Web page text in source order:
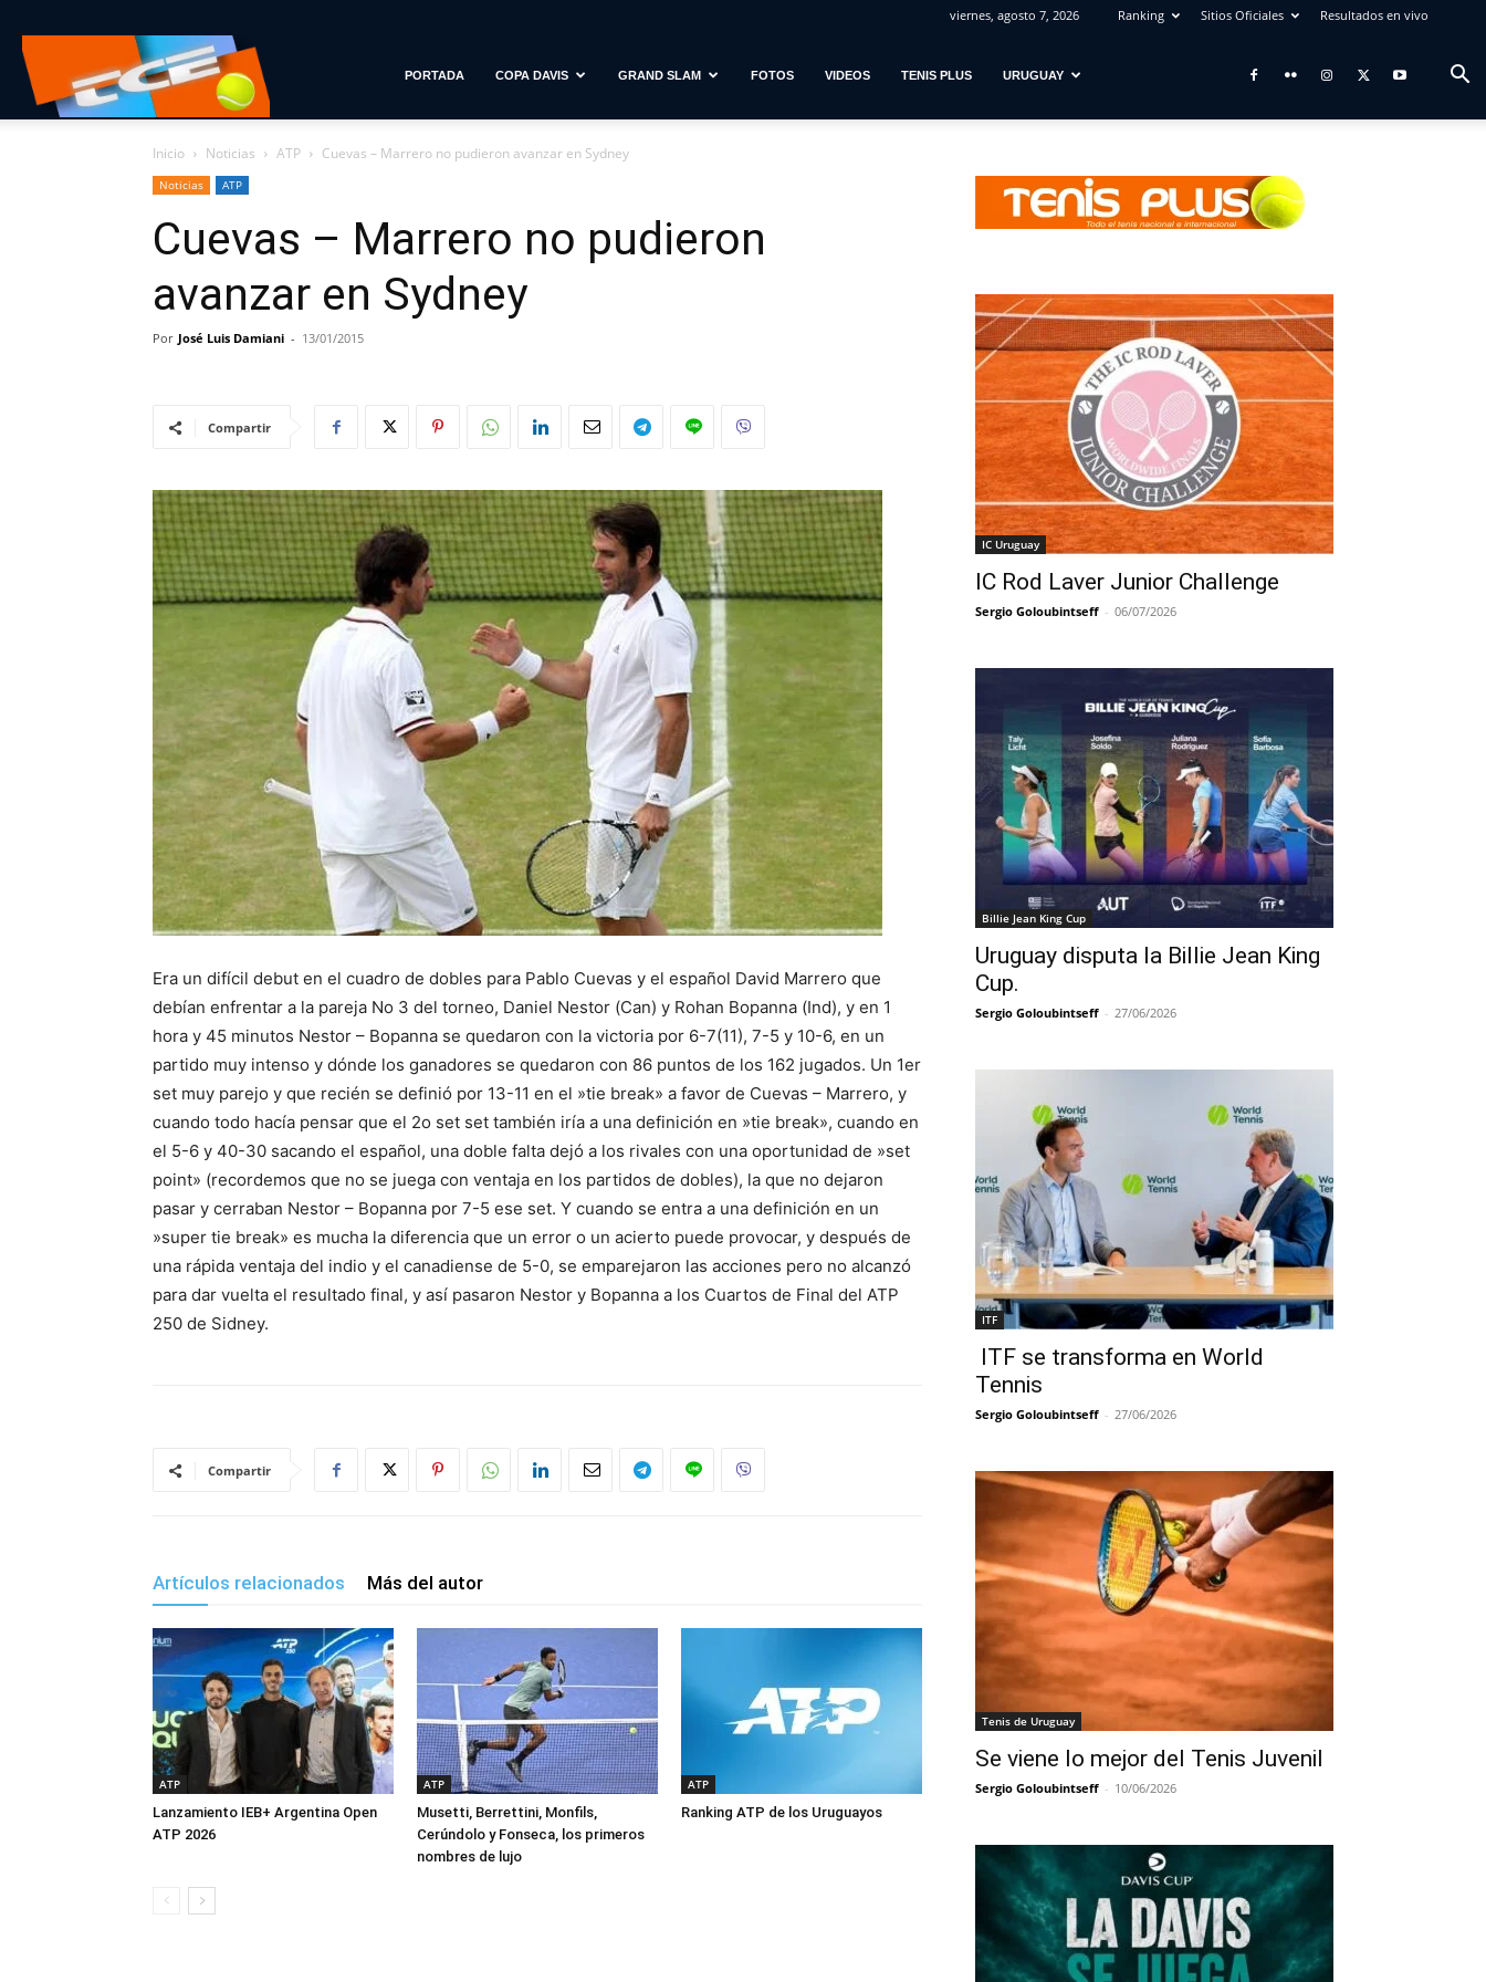
viernes, agosto 7, 2026 Ranking Sitios Oficiales Resultados en vivo
con
Estilo
PORTADA COPA DAVIS GRAND SLAM FOTOS VIDEOS TENIS PLUS URUGUAY
Inicio Noticias ATP Cuevas – Marrero no pudieron avanzar en Sydney
Noticias ATP
Cuevas – Marrero no pudieron
avanzar en Sydney
Por José Luis Damiani - 13/01/2015
Compartir
Era un difícil debut en el cuadro de dobles para Pablo Cuevas y el español David Marrero que
debían enfrentar a la pareja No 3 del torneo, Daniel Nestor (Can) y Rohan Bopanna (Ind), y en 1
hora y 45 minutos Nestor – Bopanna se quedaron con la victoria por 6-7(11), 7-5 y 10-6, en un
partido muy intenso y dónde los ganadores se quedaron con 86 puntos de los 162 jugados. Un 1er
set muy parejo y que recién se definió por 13-11 en el »tie break» a favor de Cuevas – Marrero, y
cuando todo hacía pensar que el 2o set set también iría a una definición en »tie break», cuando en
el 5-6 y 40-30 sacando el español, una doble falta dejó a los rivales con una oportunidad de »set
point» (recordemos que no se juega con ventaja en los partidos de dobles), la que no dejaron
pasar y cerraban Nestor – Bopanna por 7-5 ese set. Y cuando se entra a una definición en un
»super tie break» es mucha la diferencia que un error o un acierto puede provocar, y después de
una rápida ventaja del indio y el canadiense de 5-0, se emparejaron las acciones pero no alcanzó
para dar vuelta el resultado final, y así pasaron Nestor y Bopanna a los Cuartos de Final del ATP
250 de Sidney.
Compartir
Artículos relacionados Más del autor
ATP
Lanzamiento IEB+ Argentina Open
ATP 2026
ATP
Musetti, Berrettini, Monfils,
Cerúndolo y Fonseca, los primeros
nombres de lujo
ATP
Ranking ATP de los Uruguayos
IC Uruguay
IC Rod Laver Junior Challenge
Sergio Goloubintseff - 06/07/2026
Billie Jean King Cup
Uruguay disputa la Billie Jean King
Cup.
Sergio Goloubintseff - 27/06/2026
ITF
ITF se transforma en World
Tennis
Sergio Goloubintseff - 27/06/2026
Tenis de Uruguay
Se viene lo mejor del Tenis Juvenil
Sergio Goloubintseff - 10/06/2026